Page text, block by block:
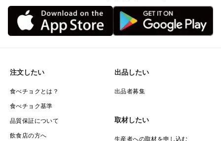
注文したい
食べチョクとは？
食べチョク基準
品質保証について
飲食店の方へ
出品したい
出品者募集
取材したい
生産者への取材を申し込む